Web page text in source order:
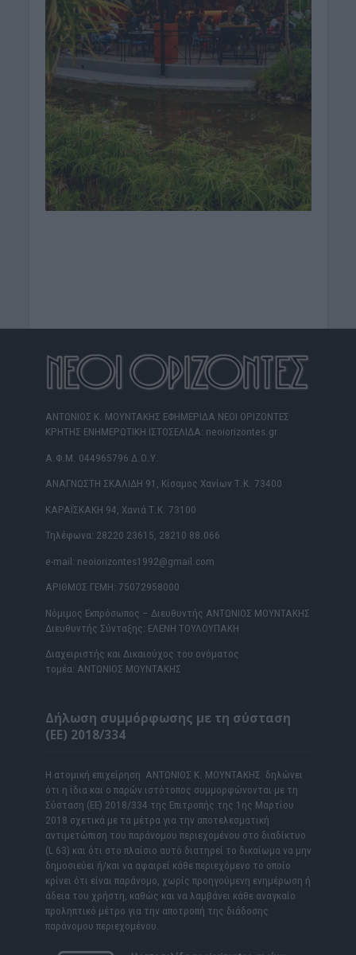
ΑΝΤΩΝΙΟΣ Κ. ΜΟΥΝΤΑΚΗΣ ΕΦΗΜΕΡΙΔΑ ΝΕΟΙ ΟΡΙΖΟΝΤΕΣ
ΚΡΗΤΗΣ ΕΝΗΜΕΡΩΤΙΚΗ ΙΣΤΟΣΕΛΙΔΑ: neoiorizontes.gr
Α.Φ.Μ. 044965796 Δ.Ο.Υ.
ΑΝΑΓΝΩΣΤΗ ΣΚΑΛΙΔΗ 91, Κίσαμος Χανίων Τ.Κ. 73400
ΚΑΡΑΪΣΚΑΚΗ 94, Χανιά Τ.Κ. 73100
Τηλέφωνα: 28220 23615, 28210 88.066
e-mail: neoiorizontes1992@gmail.com
ΑΡΙΘΜΟΣ ΓΕΜΗ: 75072958000
Νόμιμος Εκπρόσωπος – Διευθυντής ΑΝΤΩΝΙΟΣ ΜΟΥΝΤΑΚΗΣ
Διευθυντής Σύνταξης: ΕΛΕΝΗ ΤΟΥΛΟΥΠΑΚΗ
Διαχειριστής και Δικαιούχος του ονόματος
τομέα: ΑΝΤΩΝΙΟΣ ΜΟΥΝΤΑΚΗΣ
Δήλωση συμμόρφωσης με τη σύσταση
(ΕΕ) 2018/334
Η ατομική επιχείρηση ΑΝΤΩΝΙΟΣ Κ. ΜΟΥΝΤΑΚΗΣ δηλώνει
ότι η ίδια και ο παρών ιστότοπος συμμορφώνονται με τη
Σύσταση (ΕΕ) 2018/334 της Επιτροπής της 1ης Μαρτίου
2018 σχετικά με τα μέτρα για την αποτελεσματική
αντιμετώπιση του παράνομου περιεχομένου στο διαδίκτυο
(L 63) και ότι στο πλαίσιο αυτό διατηρεί το δικαίωμα να μην
δημοσιεύει ή/και να αφαιρεί κάθε περιεχόμενο το οποίο
κρίνει ότι είναι παράνομο, χωρίς προηγούμενη ενημέρωση ή
άδεια του χρήστη, καθώς και να λαμβάνει κάθε αναγκαίο
προληπτικό μέτρο για την αποτροπή της διάδοσης
παράνομου περιεχομένου.